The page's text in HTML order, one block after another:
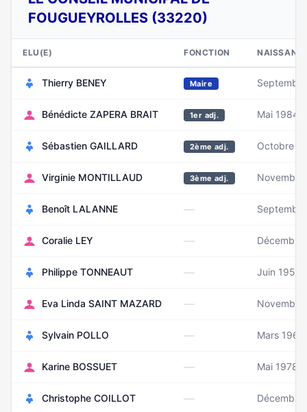
FOUGUEYROLLES (33220)
ELU(E) FONCTION
Thierry BENEY Maire
Bénédicte ZAPERA BRAIT 1er adj. Mai 1984
Sébastien GAILLARD 2ème adj. Octobre
Virginie MONTILLAUD 3ème adj. Novembre
Benoît LALANNE —
Coralie LEY — Décembre
Philippe TONNEAUT — Juin 1955
Eva Linda SAINT MAZARD — Novembre
Sylvain POLLO — Mars 1964
Karine BOSSUET — Mai 1978
Christophe COILLOT — Décembre